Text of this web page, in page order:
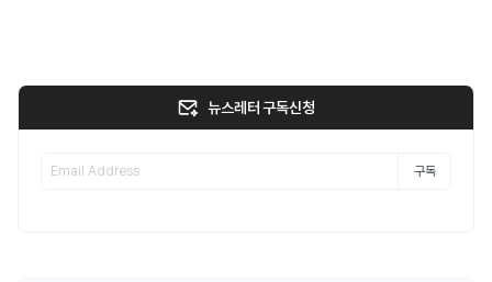
뉴스레터 구독신청
구독